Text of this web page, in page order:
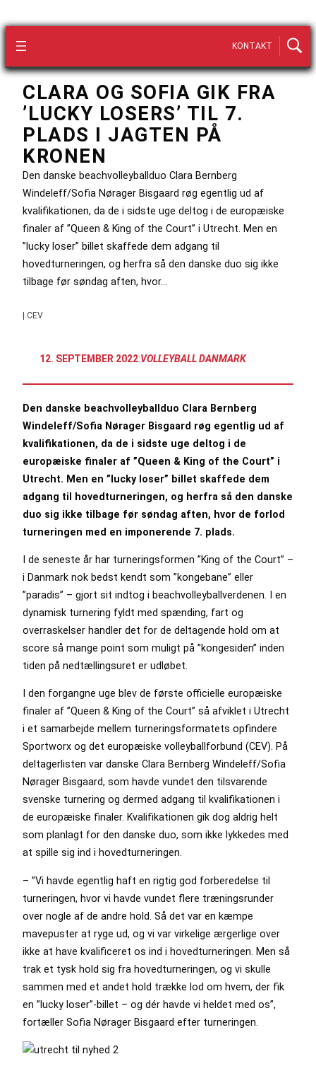
KONTAKT
CLARA OG SOFIA GIK FRA
’LUCKY LOSERS’ TIL 7.
PLADS I JAGTEN PÅ
KRONEN
Den danske beachvolleyballduo Clara Bernberg
Windeleff/Sofia Nørager Bisgaard røg egentlig ud af
kvalifikationen, da de i sidste uge deltog i de europæiske
finaler af ”Queen & King of the Court” i Utrecht. Men en
”lucky loser” billet skaffede dem adgang til
hovedturneringen, og herfra så den danske duo sig ikke
tilbage før søndag aften, hvor…
| CEV
12. SEPTEMBER 2022:VOLLEYBALL DANMARK
Den danske beachvolleyballduo Clara Bernberg
Windeleff/Sofia Nørager Bisgaard røg egentlig ud af
kvalifikationen, da de i sidste uge deltog i de
europæiske finaler af ”Queen & King of the Court” i
Utrecht. Men en ”lucky loser” billet skaffede dem
adgang til hovedturneringen, og herfra så den danske
duo sig ikke tilbage før søndag aften, hvor de forlod
turneringen med en imponerende 7. plads.
I de seneste år har turneringsformen ”King of the Court” –
i Danmark nok bedst kendt som ”kongebane” eller
”paradis” – gjort sit indtog i beachvolleyballverdenen. I en
dynamisk turnering fyldt med spænding, fart og
overraskelser handler det for de deltagende hold om at
score så mange point som muligt på ”kongesiden” inden
tiden på nedtællingsuret er udløbet.
I den forgangne uge blev de første officielle europæiske
finaler af ”Queen & King of the Court” så afviklet i Utrecht
i et samarbejde mellem turneringsformatets opfindere
Sportworx og det europæiske volleyballforbund (CEV). På
deltagerlisten var danske Clara Bernberg Windeleff/Sofia
Nørager Bisgaard, som havde vundet den tilsvarende
svenske turnering og dermed adgang til kvalifikationen i
de europæiske finaler. Kvalifikationen gik dog aldrig helt
som planlagt for den danske duo, som ikke lykkedes med
at spille sig ind i hovedturneringen.
– ”Vi havde egentlig haft en rigtig god forberedelse til
turneringen, hvor vi havde vundet flere træningsrunder
over nogle af de andre hold. Så det var en kæmpe
mavepuster at ryge ud, og vi var virkelige ærgerlige over
ikke at have kvalificeret os ind i hovedturneringen. Men så
trak et tysk hold sig fra hovedturneringen, og vi skulle
sammen med et andet hold trække lod om hvem, der fik
en ”lucky loser”-billet – og dér havde vi heldet med os”,
fortæller Sofia Nørager Bisgaard efter turneringen.